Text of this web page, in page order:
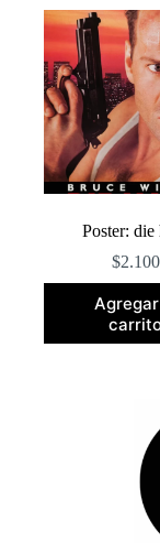
Poster: die
$2.100